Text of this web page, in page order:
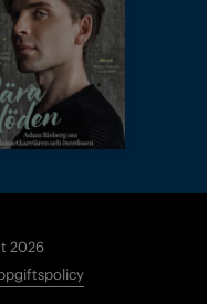
2026